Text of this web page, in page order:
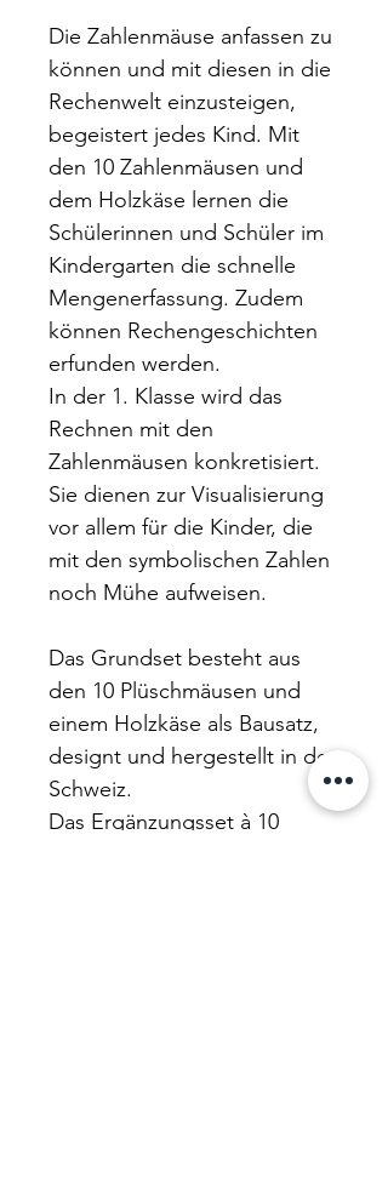
Die Zahlenmäuse anfassen zu
können und mit diesen in die
Rechenwelt einzusteigen,
begeistert jedes Kind. Mit
den 10 Zahlenmäusen und
dem Holzkäse lernen die
Schülerinnen und Schüler im
Kindergarten die schnelle
Mengenerfassung. Zudem
können Rechengeschichten
erfunden werden.
In der 1. Klasse wird das
Rechnen mit den
Zahlenmäusen konkretisiert.
Sie dienen zur Visualisierung
vor allem für die Kinder, die
mit den symbolischen Zahlen
noch Mühe aufweisen.
Das Grundset besteht aus
den 10 Plüschmäusen und
einem Holzkäse als Bausatz,
designt und hergestellt in der
Schweiz.
Das Ergänzungsset à 10